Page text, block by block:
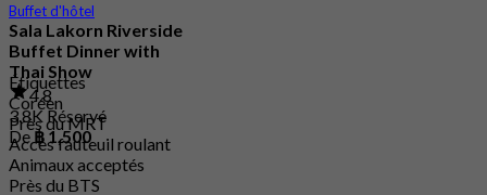
Buffet d'hôtel
Sala Lakorn Riverside
Buffet Dinner with
Thai Show
4.8
3.8K Réservé
De฿ 1,500
Étiquettes
Coréen
Près du MRT
Accès fauteuil roulant
Animaux acceptés
Près du BTS